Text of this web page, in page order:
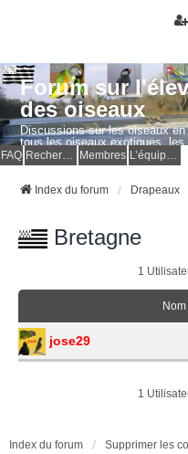
Forum sur
des oiseaux
Discussions sur les oiseaux
tous les oiseaux exotiques,
Questions, photos, expériences.
FAQ Membres
Index du forum Drapeaux
Bretagne
1
jose29
1
Index du forum Supprimer les